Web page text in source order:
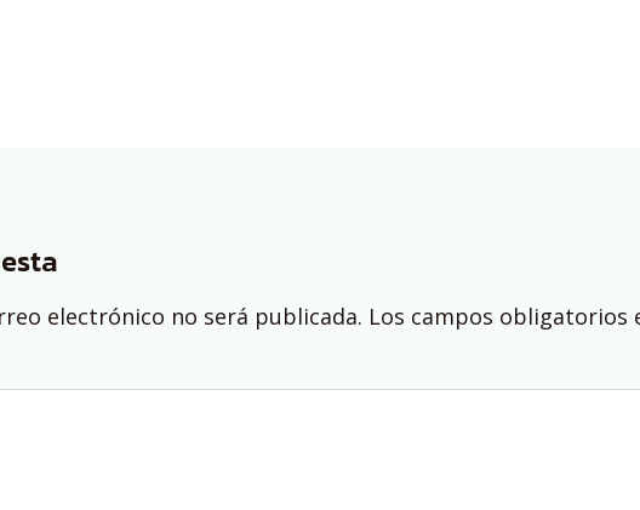
electrónico no será publicada. Los campos obligatorios